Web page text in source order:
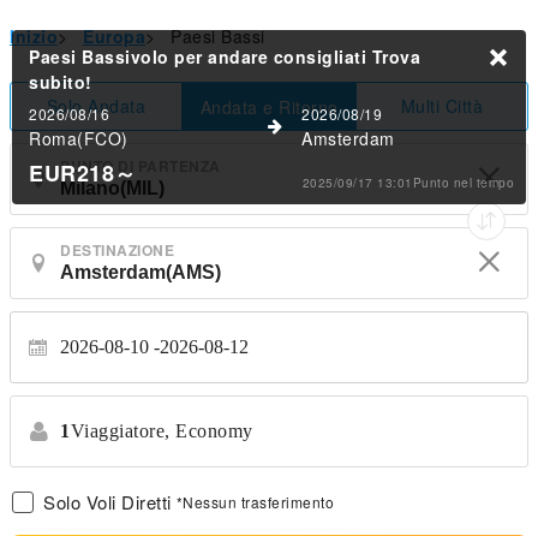
Inizio> Europa> Paesi Bassi
Solo Andata Andata e Ritorno Multi Città
PUNTO DI PARTENZA
DESTINAZIONE
2026-08-10 2026-08-12
1Viaggiatore, Economy
Solo Voli Diretti *Nessun trasferimento
Paesi Bassivolo per andare consigliati Trova
subito!
2026/08/16
Roma(FCO)
2026/08/19
Amsterdam
EUR218～ 2025/09/17 13:01Punto nel tempo